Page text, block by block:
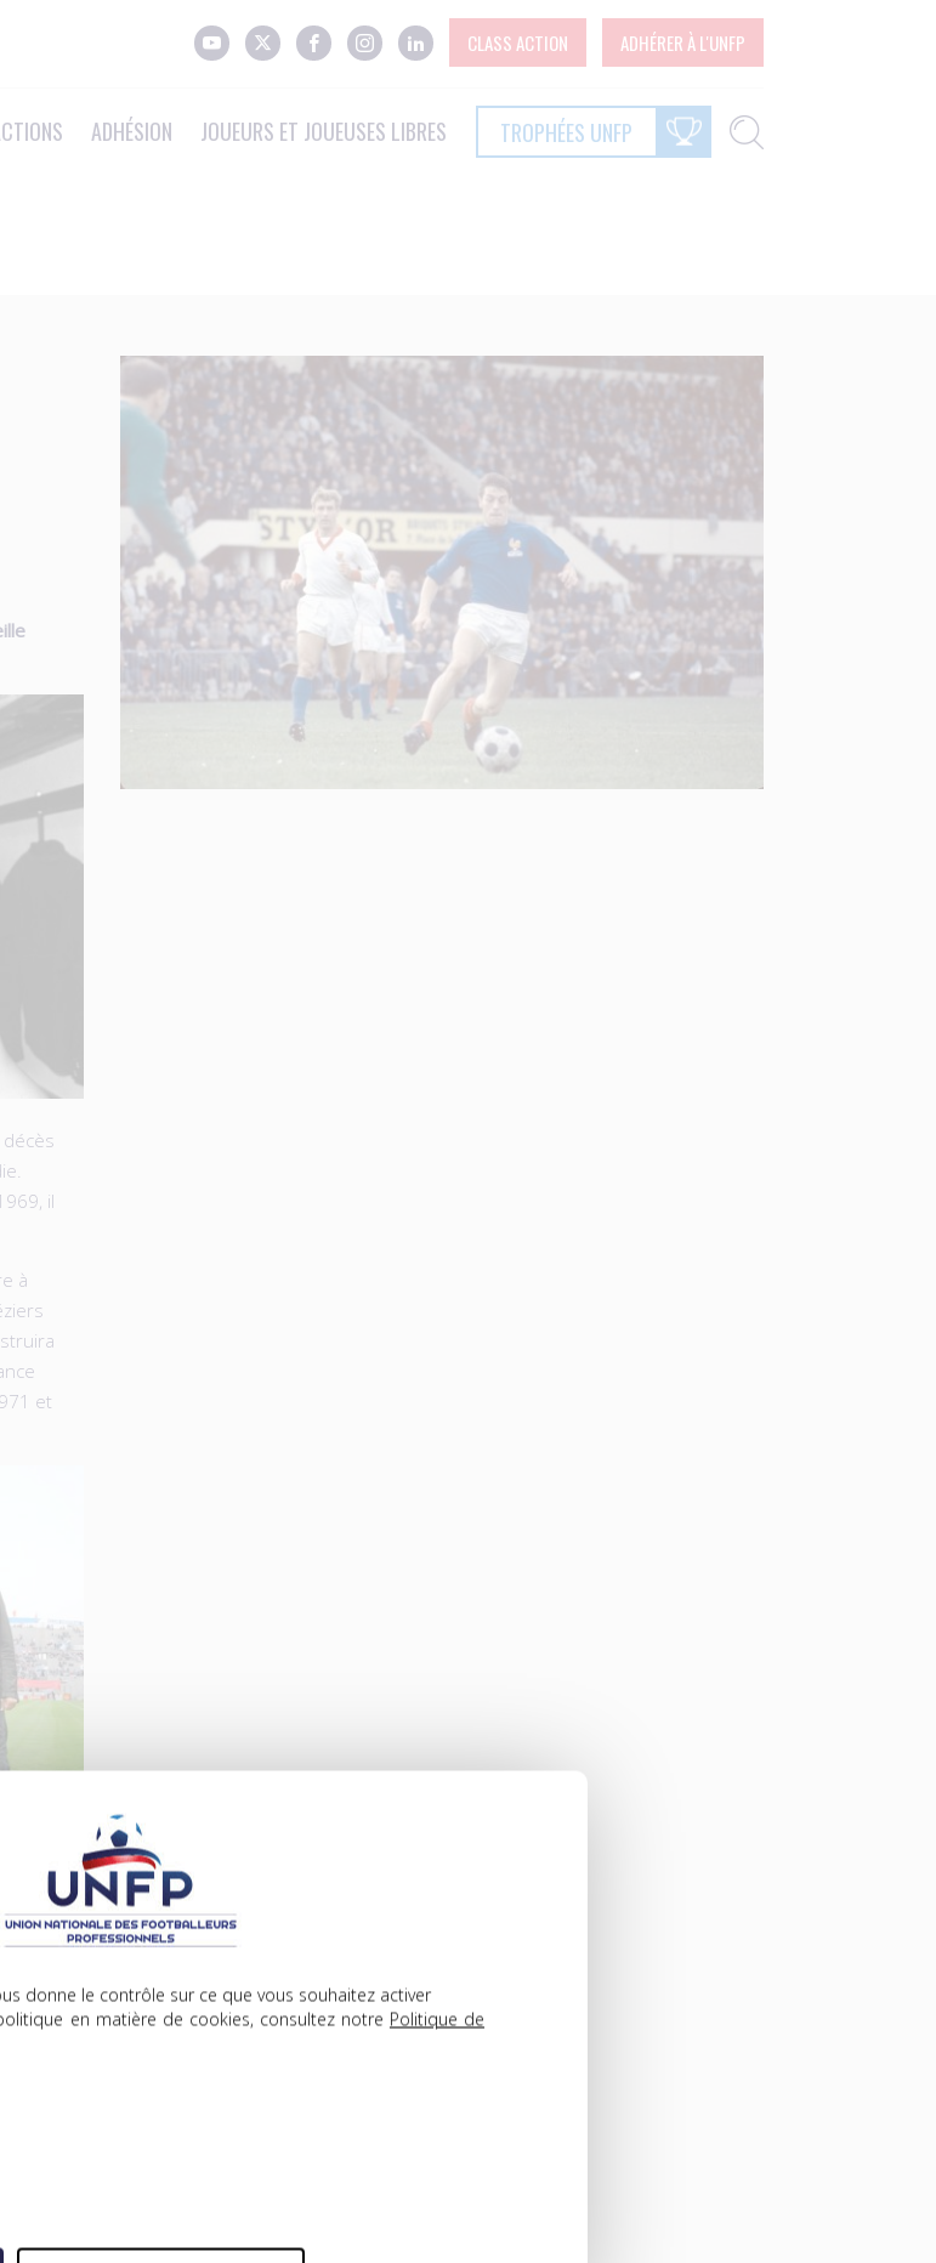
donne le contrôle sur ce que vous souhaitez activer
en matière de cookies, consultez notre Politique de
CLASS ACTION ADHÉRER À L'UNFP
ADHÉSION JOUEURS ET JOUEUSES LIBRES TROPHÉES UNFP
décès
il
à
et
été élu
Josip